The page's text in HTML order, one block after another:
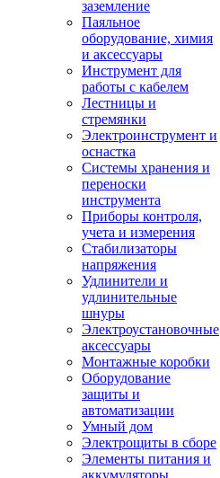
заземление
Паяльное
оборудование, химия
и аксессуары
Инструмент для
работы с кабелем
Лестницы и
стремянки
Электроинструмент и
оснастка
Системы хранения и
переноски
инструмента
Приборы контроля,
учета и измерения
Стабилизаторы
напряжения
Удлинители и
удлинительные
шнуры
Электроустановочные
аксессуары
Монтажные коробки
Оборудование
защиты и
автоматизации
Умный дом
Электрощиты в сборе
Элементы питания и
аккумуляторы